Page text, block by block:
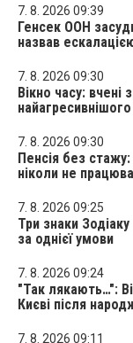
7. 8. 2026 09:39
Генсек ООН
назвав
7. 8. 2026 09:30
Вікно часу: вчені
7. 8. 2026 09:30
Пенсія без
ніколи не
7. 8. 2026 09:25
Три знаки
за однієї умови
7. 8. 2026 09:24
"Так лякають…":
Києві після
7. 8. 2026 09:11